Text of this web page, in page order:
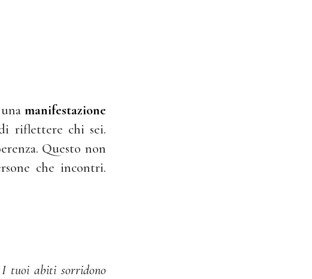
manifestazione
riflettere chi sei.
Questo non
che incontri.
I tuoi abiti sorridono